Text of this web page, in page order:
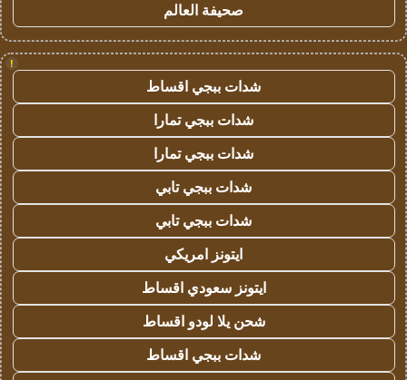
صحيفة العالم
!
شدات ببجي اقساط
شدات ببجي تمارا
شدات ببجي تمارا
شدات ببجي تابي
شدات ببجي تابي
ايتونز امريكي
ايتونز سعودي اقساط
شحن يلا لودو اقساط
شدات ببجي اقساط